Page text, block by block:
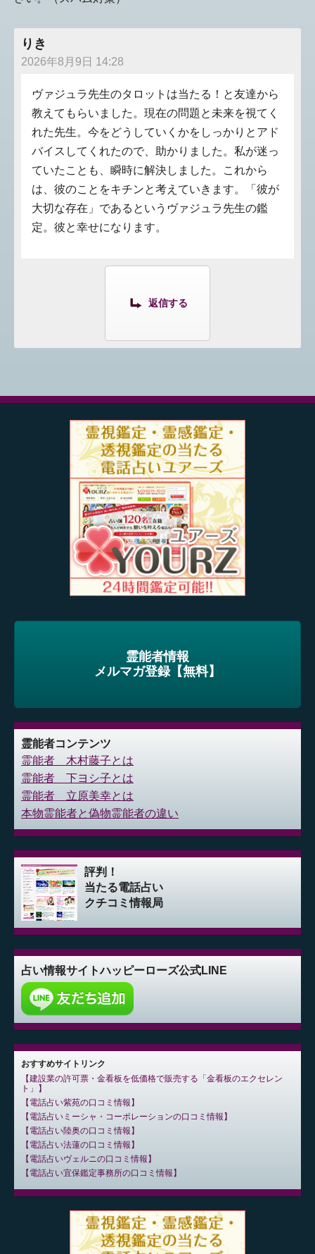
りき
2026年8月9日 14:28
ヴァジュラ先生のタロットは当たる！と友達から
教えてもらいました。現在の問題と未来を視てく
れた先生。今をどうしていくかをしっかりとアド
バイスしてくれたので、助かりました。私が迷っ
ていたことも、瞬時に解決しました。これから
は、彼のことをキチンと考えていきます。「彼が
大切な存在」であるというヴァジュラ先生の鑑
定。彼と幸せになります。
返信する
霊能者情報
メルマガ登録【無料】
霊能者コンテンツ
霊能者 木村藤子とは
霊能者 下ヨシ子とは
霊能者 立原美幸とは
本物霊能者と偽物霊能者の違い
評判！
当たる電話占い
クチコミ情報局
占い情報サイトハッピーローズ公式LINE
おすすめサイトリンク
建設業の許可票・金看板を低価格で販売する「金看板のエクセレン
ト」
電話占い紫苑の口コミ情報
電話占いミーシャ・コーポレーションの口コミ情報
電話占い陸奥の口コミ情報
電話占い法蓮の口コミ情報
電話占いヴェルニの口コミ情報
電話占い宜保鑑定事務所の口コミ情報